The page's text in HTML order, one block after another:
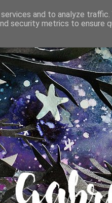
and to analyze traffic.
security metrics to ensure